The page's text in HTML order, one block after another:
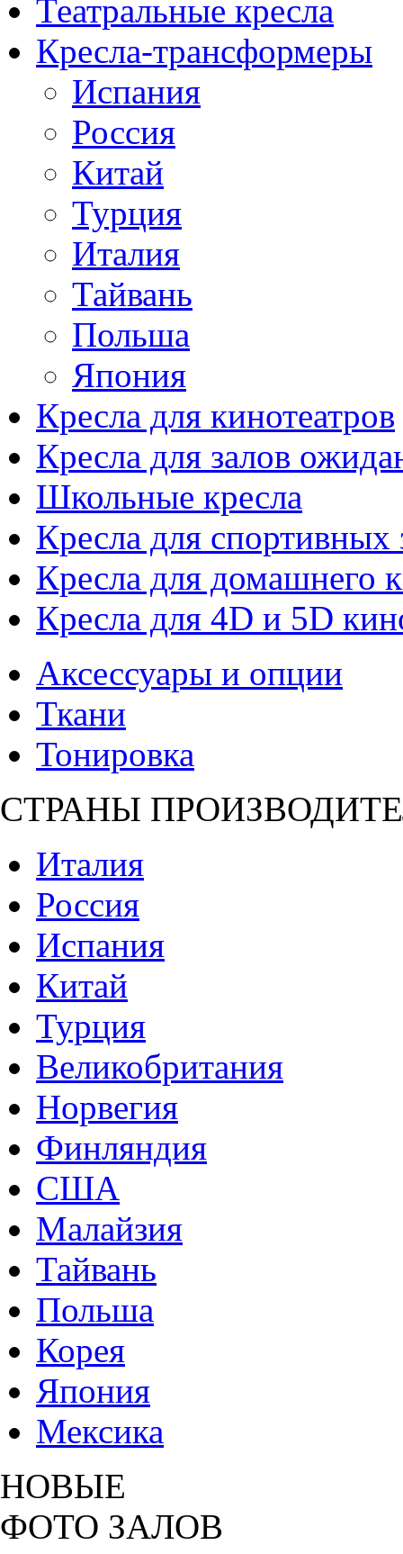
Театральные кресла
Кресла-трансформеры
Испания
Россия
Китай
Турция
Италия
Тайвань
Польша
Япония
Кресла для кинотеатров
Кресла для залов
Школьные кресла
Кресла для спортивных
Кресла для домашнего
Кресла для 4D и 5D
Аксессуары и опции
Ткани
Тонировка
СТРАНЫ
Италия
Россия
Испания
Китай
Турция
Великобритания
Норвегия
Финляндия
США
Малайзия
Тайвань
Польша
Корея
Япония
Мексика
НОВЫЕ
ФОТО ЗАЛОВ